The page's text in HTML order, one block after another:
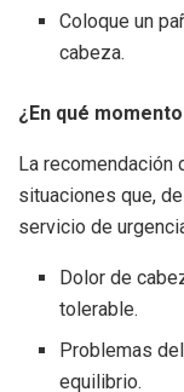
Coloque un
cabeza.
¿En qué
La recomendación
situaciones que,
servicio de
Dolor de
tolerable.
Problemas
equilibrio.